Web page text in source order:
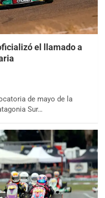
el llamado a
de mayo de la
Sur…